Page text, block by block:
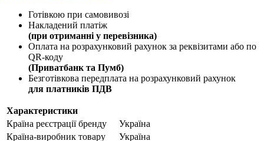
Готівкою при самовивозі
Накладений платіж
(при отриманні у перевізника)
Оплата на розрахунковий рахунок за реквізитами або по
QR-коду
(Приватбанк та Пумб)
Безготівкова передплата на розрахунковий рахунок
для платників ПДВ
Характеристики
Країна реєстрації бренду
Україна
Країна-виробник товару
Україна